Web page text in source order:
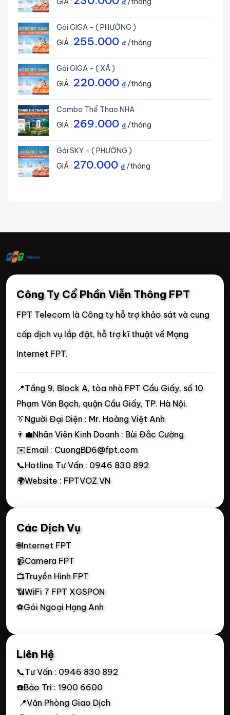
₫
Gói GIGA - ( PHƯỜNG )
GIÁ : 255.000 ₫/tháng
Gói GIGA - ( XÃ )
GIÁ : 220.000 ₫/tháng
Combo Thể Thao NHA
GIÁ : 269.000 ₫/tháng
Gói SKY - ( PHƯỜNG )
GIÁ : 270.000 ₫/tháng
Công Ty Cổ Phần Viễn Thông FPT
FPT Telecom là Công ty hỗ trợ khảo sát và cung
cấp dịch vụ lắp đặt, hỗ trợ kĩ thuật về Mạng
Internet FPT.
📍Tầng 9, Block A, tòa nhà FPT Cầu Giấy, số 10
Phạm Văn Bạch, quận Cầu Giấy, TP. Hà Nội.
👔Người Đại Diện : Mr. Hoàng Việt Anh
👨‍💼Nhân Viên Kinh Doanh : Bùi Đắc Cường
✉️Email : CuongBD6@fpt.com
📞Hotline Tư Vấn : 0946 830 892
🌍Website : FPTVOZ.VN
Các Dịch Vụ
🌐Internet FPT
📹Camera FPT
📺Truyền Hình FPT
📶WiFi 7 FPT XGSPON
⚽Gói Ngoại Hạng Anh
Liên Hệ
📞Tư Vấn : 0946 830 892
☎️Bảo Trì : 1900 6600
📍Văn Phòng Giao Dịch